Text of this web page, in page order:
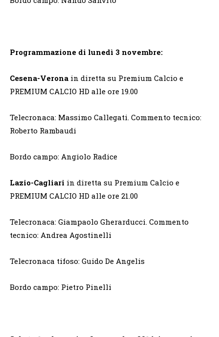
Programmazione di lunedì 3 novembre:
Cesena-Verona in diretta su Premium Calcio e
PREMIUM CALCIO HD alle ore 19.00
Telecronaca: Massimo Callegati. Commento tecnico:
Roberto Rambaudi
Bordo campo: Angiolo Radice
Lazio-Cagliari in diretta su Premium Calcio e
PREMIUM CALCIO HD alle ore 21.00
Telecronaca: Giampaolo Gherarducci. Commento
tecnico: Andrea Agostinelli
Telecronaca tifoso: Guido De Angelis
Bordo campo: Pietro Pinelli